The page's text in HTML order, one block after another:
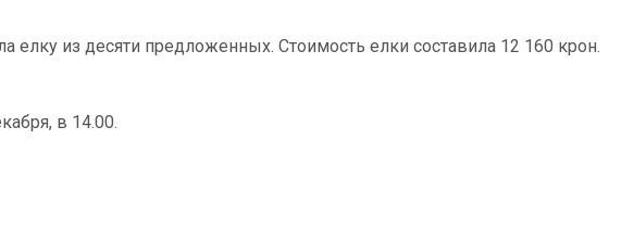
из десяти предложенных. Стоимость елки составила 12 160 крон.
в 14.00.